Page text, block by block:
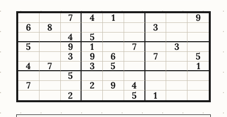
7 4 1
9
6
8
3
4
5
5
9 1 7
3
3
9 6 7
5
4
7 3 5
1
5
7
2 9
4
2
5 1